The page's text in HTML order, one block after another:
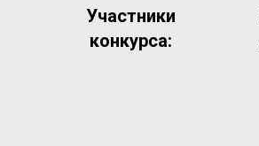
Участники
конкурса: